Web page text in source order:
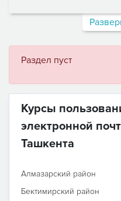
Раздел пуст
Курсы
электронной
Ташкента
Алмазарский район
Бектимирский район